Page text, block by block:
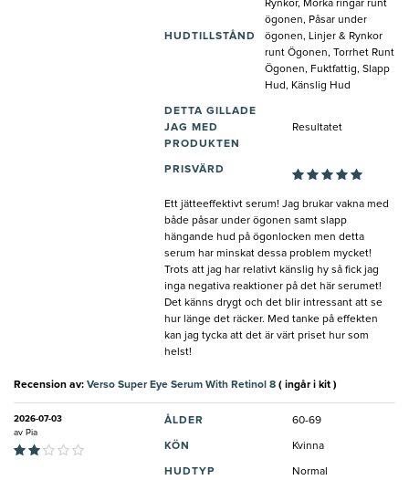
HUDTILLSTÅND
Rynkor, Mörka ringar runt
ögonen, Påsar under
ögonen, Linjer & Rynkor
runt Ögonen, Torrhet Runt
Ögonen, Fuktfattig, Slapp
Hud, Känslig Hud
DETTA GILLADE
JAG MED
PRODUKTEN
Resultatet
PRISVÄRD
Ett jätteeffektivt serum! Jag brukar vakna med
både påsar under ögonen samt slapp
hängande hud på ögonlocken men detta
serum har minskat dessa problem mycket!
Trots att jag har relativt känslig hy så fick jag
inga negativa reaktioner på det här serumet!
Det känns drygt och det blir intressant att se
hur länge det räcker. Med tanke på effekten
kan jag tycka att det är värt priset hur som
helst!
Recension av: Verso Super Eye Serum With Retinol 8 ( ingår i kit )
2026-07-03
av Pia
ÅLDER 60-69
KÖN Kvinna
HUDTYP Normal